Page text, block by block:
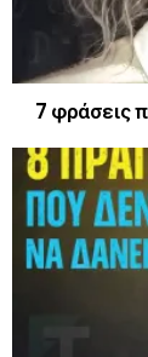
7 φράσεις